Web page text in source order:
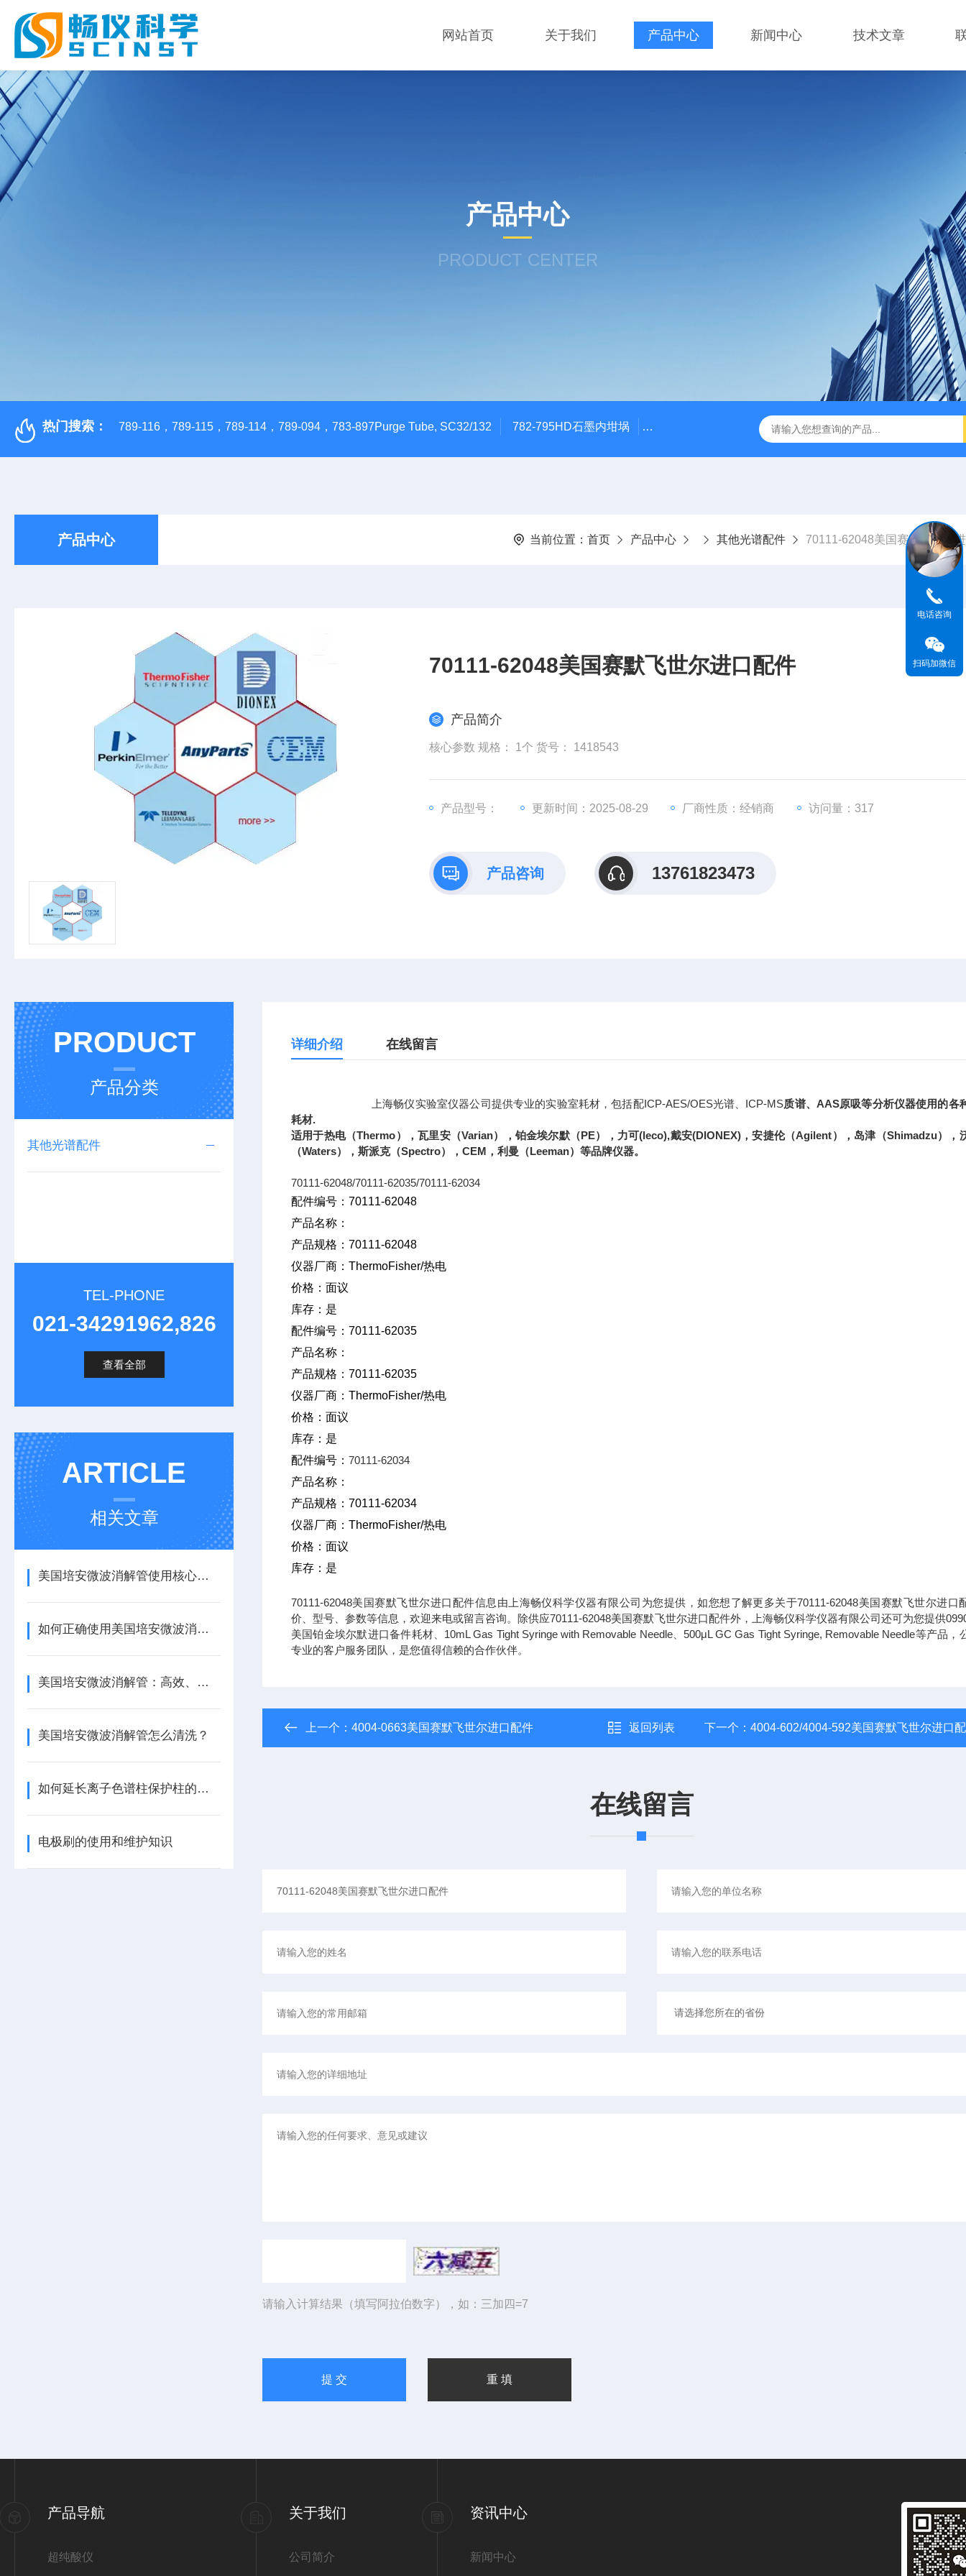
网站首页 关于我们 产品中心 新闻中心 技术文章
产品中心
PRODUCT CENTER
热门搜索： 789-116，789-115，789-114，789-094，783-897Purge Tube, SC32/132 782-795HD石墨内坩埚 A028610A028610 FILTER REPLAN AM11-1 viledon P15/
产品中心 当前位置： 首页 产品中心 其他光谱配件 70111-62048美国赛默飞世尔
70111-62048美国赛默飞世尔进口配件
产品简介
核心参数 规格： 1个 货号： 1418543
产品型号： 更新时间：2025-08-29 厂商性质：经销商 访问量：317
产品咨询 13761823473
PRODUCT
产品分类
其他光谱配件
TEL-PHONE
021-34291962,826
查看全部
ARTICLE
相关文章
美国培安微波消解管使用核心注意事项
如何正确使用美国培安微波消解管进行样品消解？
美国培安微波消解管：高效、安全且环保的样品前处理解决方案
美国培安微波消解管怎么清洗？
如何延长离子色谱柱保护柱的使用寿命
电极刷的使用和维护知识
详细介绍 在线留言
上海畅仪实验室仪器公司提供专业的实验室耗材，包括配ICP-AES/OES光谱、ICP-MS质谱、 AAS原吸等分析仪器使用的各
耗材.
适用于热电（Thermo），瓦里安（Varian），铂金埃尔默（PE）， 力可(leco),戴安(DIONEX) ，安捷伦（Agilent），岛津（Shimadzu），
（Waters），斯派克（Spectro）， CEM ，利曼（Leeman）等品牌仪器。
70111-62048/70111-62035/70111-62034
配件编号：70111-62048
产品名称：
产品规格：70111-62048
仪器厂商： ThermoFisher/热电
价格：面议
库存：是
配件编号：70111-62035
产品名称：
产品规格：70111-62035
仪器厂商： ThermoFisher/热电
价格：面议
库存：是
配件编号： 70111-62034
产品名称：
产品规格： 70111-62034
仪器厂商： ThermoFisher/热电
价格：面议
库存：是
70111-62048美国赛默飞世尔进口配件信息由上海畅仪科学仪器有限公司为您提供，如您想了解更多关于70111-62048美国赛默飞世尔进口
价、型号、参数等信息，欢迎来电或留言咨询。除供应70111-62048美国赛默飞世尔进口配件外，上海畅仪科学仪器有限公司还可为您提供
美国铂金埃尔默进口备件耗材、10mL Gas Tight Syringe with Removable Needle、500μL GC Gas Tight Syringe, Removable Needle等产品，
专业的客户服务团队，是您值得信赖的合作伙伴。
上一个： 4004-0663美国赛默飞世尔进口配件 返回列表 下一个： 4004-602/4004-592美国赛默飞世尔进口
在线留言
请输入计算结果（填写阿拉伯数字），如：三加四=7
产品导航
超纯酸仪
关于我们
公司简介
资讯中心
新闻中心
电话咨询
扫码加微信